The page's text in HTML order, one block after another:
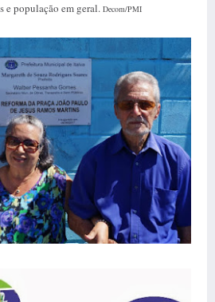
e população em geral. Decom/PMI